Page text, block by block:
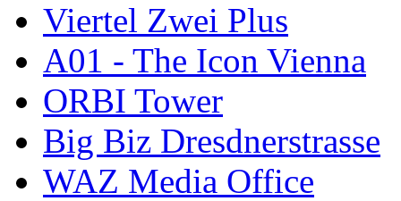
Viertel Zwei Plus
A01 - The Icon Vienna
ORBI Tower
Big Biz Dresdnerstrasse
WAZ Media Office